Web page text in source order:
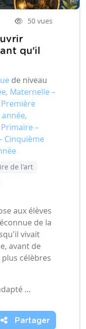
50 vues
qu'il
de niveau
Maternelle –
–
Cinquième
de l'art
aux élèves
de la
vivait
avant de
célèbres
…
Partager